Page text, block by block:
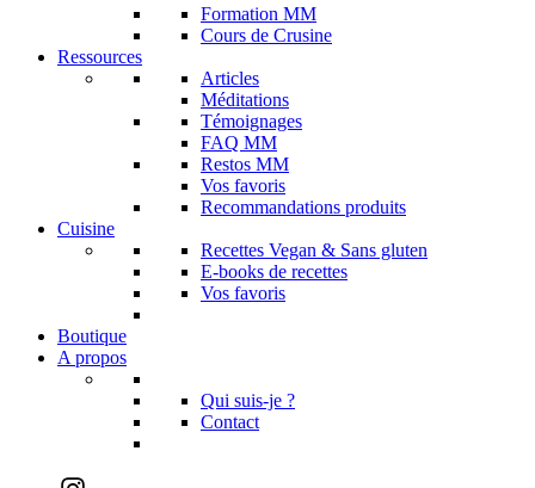
Formation MM
Cours de Crusine
Ressources
Articles
Méditations
Témoignages
FAQ MM
Restos MM
Vos favoris
Recommandations produits
Cuisine
Recettes Vegan & Sans gluten
E-books de recettes
Vos favoris
Boutique
A propos
Qui suis-je ?
Contact
Instagram